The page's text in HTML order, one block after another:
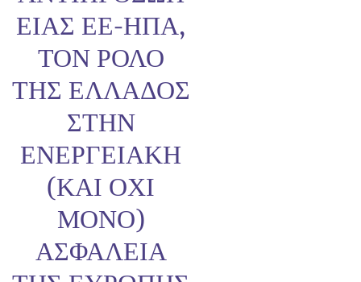
ΕΊΑΣ ΕΕ-ΗΠΑ,
ΤΟΝ ΡΌΛΟ
ΤΗΣ ΕΛΛΆΔΟΣ
ΣΤΗΝ
ΕΝΕΡΓΕΙΑΚΉ
(ΚΑΙ ΌΧΙ
ΜΌΝΟ)
ΑΣΦΆΛΕΙΑ